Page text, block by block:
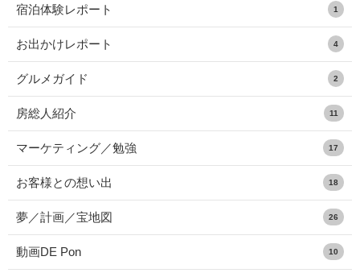
宿泊体験レポート 1
お出かけレポート 4
グルメガイド 2
房総人紹介 11
マーケティング／勉強 17
お客様との想い出 18
夢／計画／宝地図 26
動画DE Pon 10